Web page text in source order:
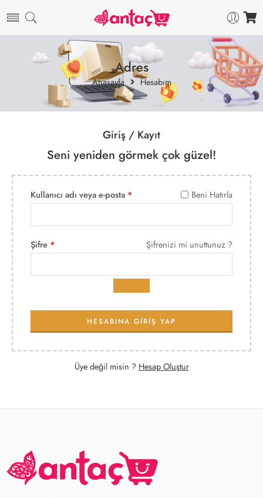
Adres
Anasayfa Hesabım
Giriş / Kayıt
Seni yeniden görmek çok güzel!
Kullanıcı adı veya e-posta * Beni Hatırla
Şifre * Şifrenizi mi unuttunuz ?
HESABINA GİRİŞ YAP
Üye değil misin ? Hesap Oluştur